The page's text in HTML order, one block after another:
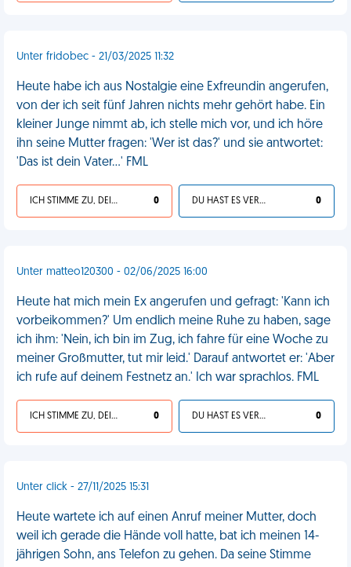
Unter fridobec - 21/03/2025 11:32
Heute habe ich aus Nostalgie eine Exfreundin angerufen,
von der ich seit fünf Jahren nichts mehr gehört habe. Ein
kleiner Junge nimmt ab, ich stelle mich vor, und ich höre
ihn seine Mutter fragen: 'Wer ist das?' und sie antwortet:
'Das ist dein Vater...' FML
ICH STIMME ZU, DEIN LEBEN IST SCHEISSE 0 DU HAST ES VERDIENT 0
Unter matteo120300 - 02/06/2025 16:00
Heute hat mich mein Ex angerufen und gefragt: 'Kann ich
vorbeikommen?' Um endlich meine Ruhe zu haben, sage
ich ihm: 'Nein, ich bin im Zug, ich fahre für eine Woche zu
meiner Großmutter, tut mir leid.' Darauf antwortet er: 'Aber
ich rufe auf deinem Festnetz an.' Ich war sprachlos. FML
ICH STIMME ZU, DEIN LEBEN IST SCHEISSE 0 DU HAST ES VERDIENT 0
Unter click - 27/11/2025 15:31
Heute wartete ich auf einen Anruf meiner Mutter, doch
weil ich gerade die Hände voll hatte, bat ich meinen 14-
jährigen Sohn, ans Telefon zu gehen. Da seine Stimme